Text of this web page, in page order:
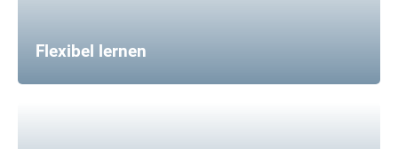
Flexibel lernen